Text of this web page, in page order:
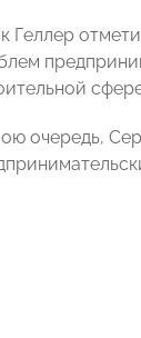
Геллер
очередь,